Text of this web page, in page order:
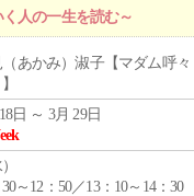
人の一生を読む～
あかみ）淑子【マダム呼々
日 ～ 3月 29日
）
～12：50／13：10～14：30